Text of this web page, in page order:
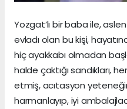
Yozgat’lı bir baba ile,
evladı olan bu kişi,
hiç ayakkabı olmadan
halde çaktığı sandıkları,
etmiş, acıtasyon
harmanlayıp, iyi